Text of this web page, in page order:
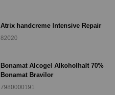
Atrix handcreme Intensive Repair
82020
Bonamat Alcogel Alkoholhalt 70%
Bonamat Bravilor
7980000191